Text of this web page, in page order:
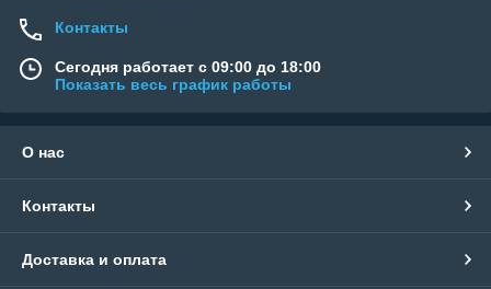
Контакты
Сегодня работает с 09:00 до 18:00
Показать весь график работы
О нас
Контакты
Доставка и оплата